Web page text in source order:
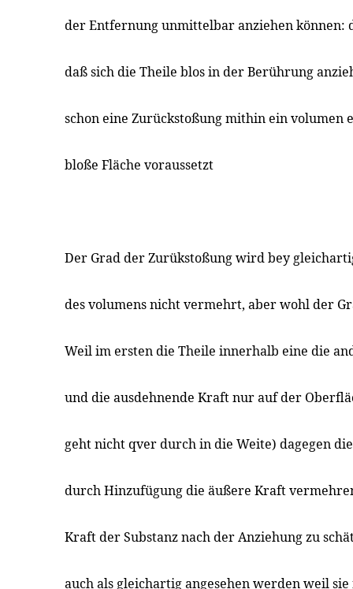
der Entfernung unmittelbar anziehen können:
daß sich die Theile blos in der Berührung
schon eine Zurückstoßung mithin ein
bloße Fläche voraussetzt
Der Grad der Zurükstoßung wird bey
des volumens nicht vermehrt, aber wohl der
Weil im ersten die Theile innerhalb eine die
und die ausdehnende Kraft nur auf der
geht nicht qver durch in die Weite) dagegen
durch Hinzufügung die äußere Kraft
Kraft der Substanz nach der Anziehung zu
auch als gleichartig angesehen werden weil